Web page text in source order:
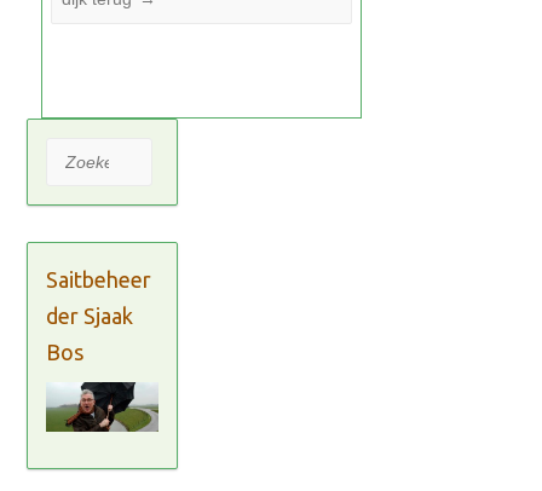
Zoeken
Saitbeheer
der Sjaak
Bos